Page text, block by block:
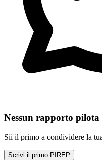
Nessun rapporto pilota
Sii il primo a condividere la
Scrivi il primo PIREP